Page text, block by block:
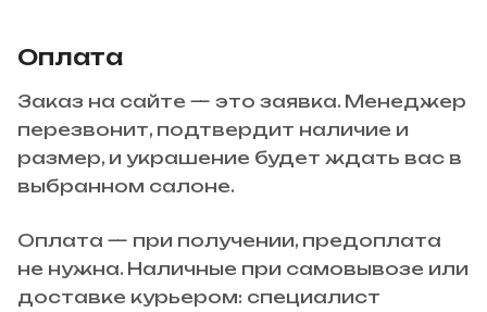
Оплата
Заказ на сайте — это заявка. Менеджер
перезвонит, подтвердит наличие и
размер, и украшение будет ждать вас в
выбранном салоне.
Оплата — при получении, предоплата
не нужна. Наличные при самовывозе или
доставке курьером: специалист